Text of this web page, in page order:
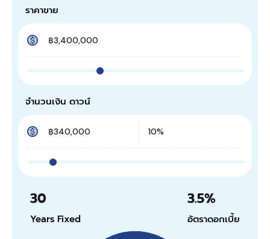
ราคาขาย
จำนวนเงิน ดาวน์
30
Years Fixed
3.5%
อัตราดอกเบี้ย